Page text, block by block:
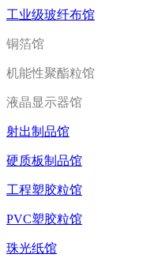
工业级玻纤布馆
铜箔馆
机能性聚酯粒馆
液晶显示器馆
射出制品馆
硬质板制品馆
工程塑胶粒馆
PVC塑胶粒馆
珠光纸馆